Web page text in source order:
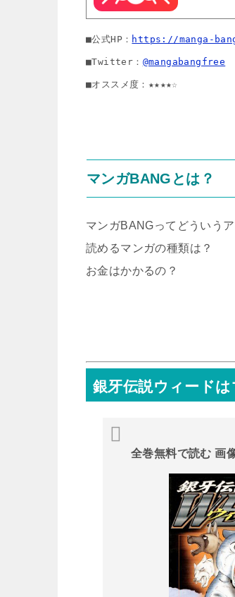
■公式HP： https://manga-
■Twitter： @mangabangfree
■オススメ度：★★★★☆
マンガBANGとは？
マンガBANGってどういうア
読めるマンガの種類は？
お金はかかるの？
銀牙伝説ウィード
全巻無料で読む 画